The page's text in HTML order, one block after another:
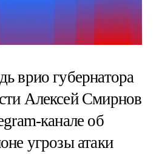
врио губернатора
Алексей Смирнов
канале об
угрозы атаки